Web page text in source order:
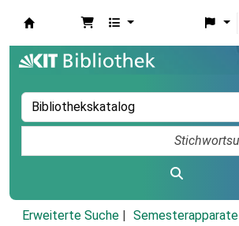
Erweiterte Suche Semesterapparate